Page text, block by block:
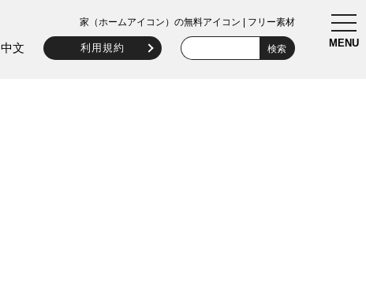
MENU
家（ホームアイコン）の無料アイコン | フリー素材
中文 利用規約